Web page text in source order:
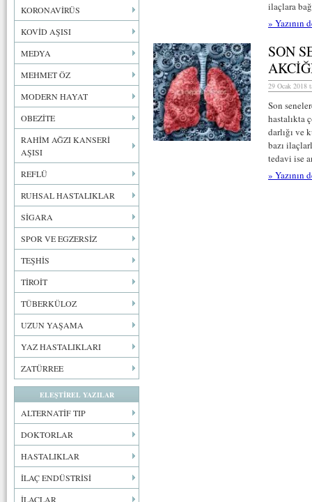
KORONAVİRÜS
KOVİD AŞISI
MEDYA
MEHMET ÖZ
MODERN HAYAT
OBEZİTE
RAHİM AĞZI KANSERİ
AŞISI
REFLÜ
RUHSAL HASTALIKLAR
SİGARA
SPOR VE EGZERSİZ
TEŞHİS
TİROİT
TÜBERKÜLOZ
UZUN YAŞAMA
YAZ HASTALIKLARI
ZATÜRREE
ELEŞTİREL YAZILAR
ALTERNATİF TIP
DOKTORLAR
HASTALIKLAR
İLAÇ ENDÜSTRİSİ
İLAÇLAR
ilaçlara
» Yazının
SON
29 Ocak 2018
Son
hastalıkta
darlığı ve
bazı
tedavi ise
» Yazının